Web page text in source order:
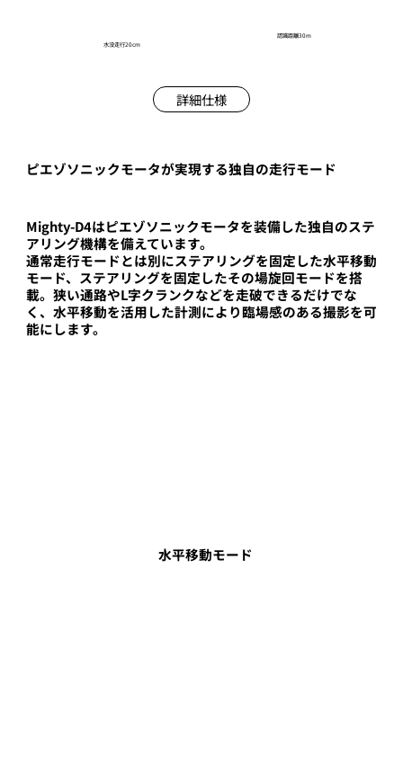
​水没走行20cm
認識距離30m
詳細仕様
ピエゾソニックモータが実現する独自の走行モード
Mighty-D4はピエゾソニックモータを装備した独自のステ
アリング機構を備えています。
通常走行モードとは別にステアリングを固定した水平移動
モード、ステアリングを固定したその場旋回モードを搭
載。狭い通路やL字クランクなどを走破できるだけでな
く、水平移動を活用した計測により臨場感のある撮影を可
能にします。
水平移動モード